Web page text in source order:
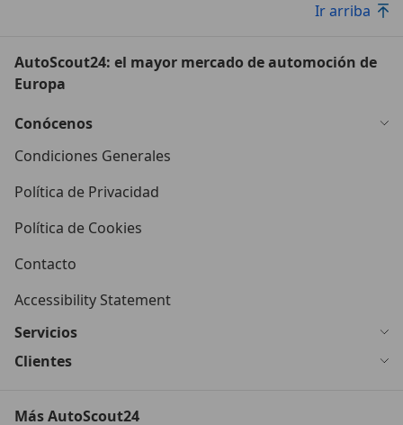
Ir arriba
AutoScout24: el mayor mercado de automoción de
Europa
Conócenos
Condiciones Generales
Política de Privacidad
Política de Cookies
Contacto
Accessibility Statement
Servicios
Clientes
Más AutoScout24